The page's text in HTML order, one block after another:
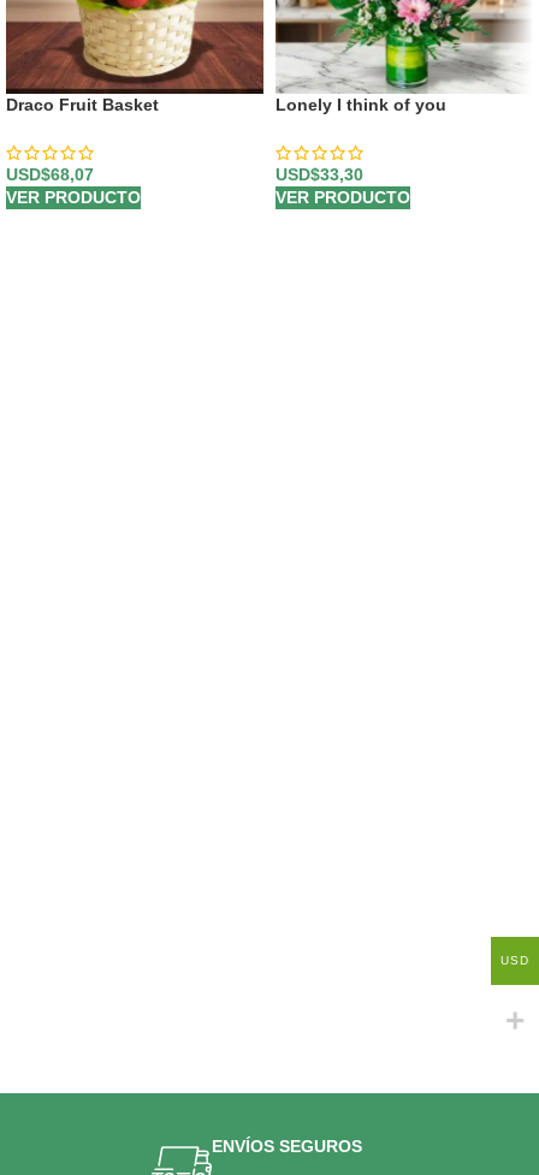
Draco Fruit Basket
USD$68,07
VER PRODUCTO
Lonely I think of you
USD$33,30
VER PRODUCTO
ENVÍOS SEGUROS
USD